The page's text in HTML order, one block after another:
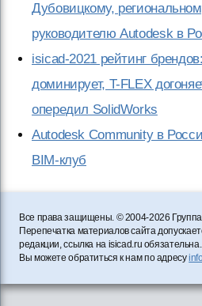
Дубовицкому,
руководителю Autodesk в
isicad-2021 рейтинг
доминирует, T-FLEX
опередил SolidWorks
Autodesk Community в
BIM-клуб
Все права защищены. © 2004-2026
Перепечатка материалов сайта
редакции, ссылка на isicad.ru обязательна.
Вы можете обратиться к нам по адресу